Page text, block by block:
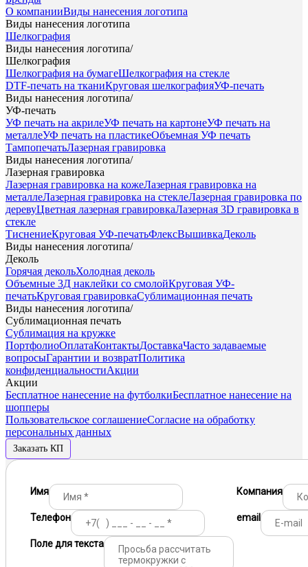
О компанииВиды нанесения логотипа
Виды нанесения логотипа
Шелкография
Виды нанесения логотипа/
Шелкография
Шелкография на бумагеШелкография на стекле
DTF-печать на тканиКруговая шелкографияУФ-печать
Виды нанесения логотипа/
УФ-печать
УФ печать на акрилеУФ печать на картонеУФ печать на
металлеУФ печать на пластикеОбъемная УФ печать
ТампопечатьЛазерная гравировка
Виды нанесения логотипа/
Лазерная гравировка
Лазерная гравировка на кожеЛазерная гравировка на
металлеЛазерная гравировка на стеклеЛазерная гравировка по
деревуЦветная лазерная гравировкаЛазерная 3D гравировка в
стекле
ТиснениеКруговая УФ-печатьФлексВышивкаДеколь
Виды нанесения логотипа/
Деколь
Горячая декольХолодная деколь
Объемные 3Д наклейки со смолойКруговая УФ-
печатьКруговая гравировкаСублимационная печать
Виды нанесения логотипа/
Сублимационная печать
Сублимация на кружке
ПортфолиоОплатаКонтактыДоставкаЧасто задаваемые
вопросыГарантии и возвратПолитика
конфиденциальностиАкции
Акции
Бесплатное нанесение на футболкиБесплатное нанесение на
шопперы
Пользовательское соглашениеСогласие на обработку
персональных данных
Заказать КП
Имя Компания
Телефон email
Поле для текста